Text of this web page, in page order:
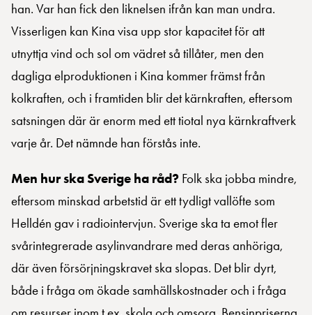
han. Var han fick den liknelsen ifrån kan man undra.
Visserligen kan Kina visa upp stor kapacitet för att
utnyttja vind och sol om vädret så tillåter, men den
dagliga elproduktionen i Kina kommer främst från
kolkraften, och i framtiden blir det kärnkraften, eftersom
satsningen där är enorm med ett tiotal nya kärnkraftverk
varje år. Det nämnde han förstås inte.
Men hur ska Sverige ha råd? Folk ska jobba mindre,
eftersom minskad arbetstid är ett tydligt vallöfte som
Helldén gav i radiointervjun. Sverige ska ta emot fler
svårintegrerade asylinvandrare med deras anhöriga,
där även försörjningskravet ska slopas. Det blir dyrt,
både i fråga om ökade samhällskostnader och i fråga